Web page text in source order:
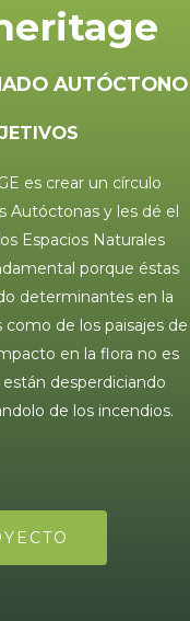
AUTÓCTONO
es crear un círculo
Autóctonas y les dé el
Espacios Naturales
porque éstas
determinantes en la
de los paisajes de
en la flora no es
desperdiciando
de los incendios.